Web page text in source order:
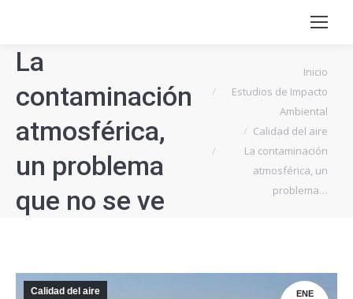
La
contaminación
atmosférica,
un problema
que no se ve
Inicio
Estudios de Impacto
Ambiental
Calidad del aire
La contaminación
atmosférica, un
problema…
ENE
Calidad del aire